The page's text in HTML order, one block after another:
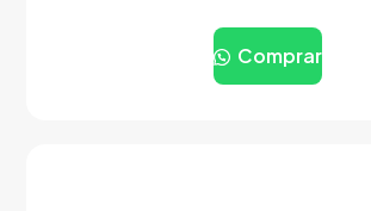
Comprar